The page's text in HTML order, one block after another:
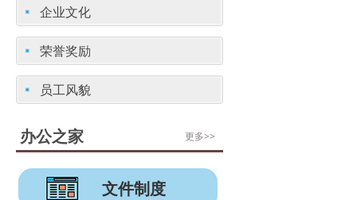
企业文化
荣誉奖励
员工风貌
更多>>
办公之家
文件制度